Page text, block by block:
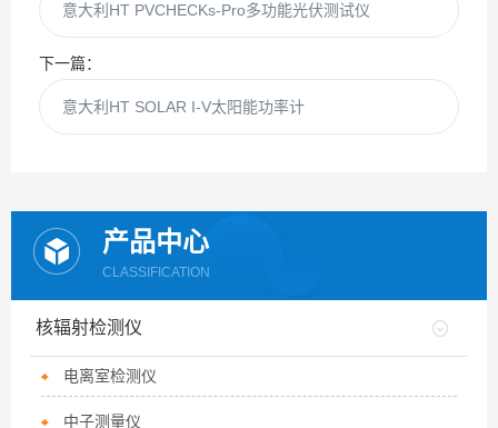
意大利HT PVCHECKs-Pro多功能光伏测试仪
下一篇：
意大利HT SOLAR I-V太阳能功率计
产品中心
CLASSIFICATION
核辐射检测仪
电离室检测仪
中子测量仪